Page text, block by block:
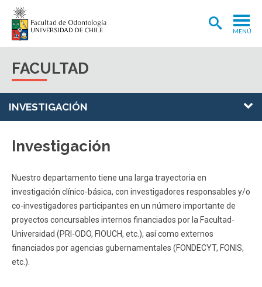
MENÚ
POSTGRADOS Y POSTÍTULOS
INTERNACIONAL
CLÍNICA ODONTOLÓGICA
BIBLIOTECA
FACULTAD
FACULTAD
INVESTIGACIÓN
Investigación
Nuestro departamento tiene una larga trayectoria en
investigación clínico-básica, con investigadores responsables y/o
co-investigadores participantes en un número importante de
proyectos concursables internos financiados por la Facultad-
Universidad (PRI-ODO, FIOUCH, etc.), así como externos
financiados por agencias gubernamentales (FONDECYT, FONIS,
etc.).